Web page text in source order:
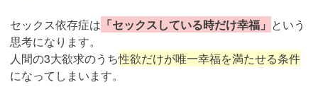
セックス依存症は 「セックスしている時だけ幸福」 という
思考になります。
人間の3大欲求のうち性欲だけが唯一幸福を満たせる条件
になってしまいます。